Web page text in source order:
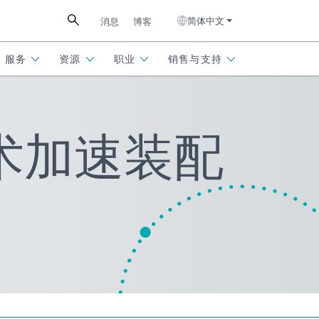
消息 博客 简体中文
服务 资源 职业 销售与支持
加速装配